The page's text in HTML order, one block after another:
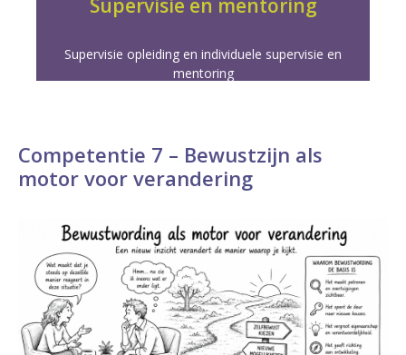
Supervisie en mentoring
Supervisie opleiding en individuele supervisie en
mentoring
Competentie 7 – Bewustzijn als
motor voor verandering